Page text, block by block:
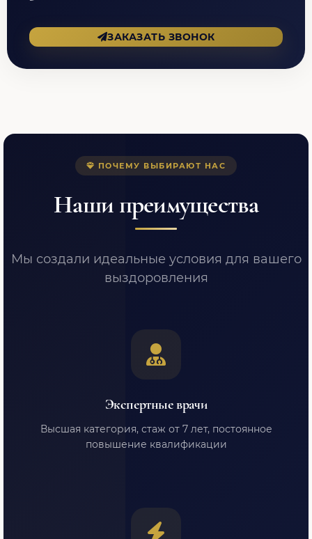
ЗАКАЗАТЬ ЗВОНОК
ПОЧЕМУ ВЫБИРАЮТ НАС
Наши преимущества
Мы создали идеальные условия для вашего
выздоровления
Экспертные врачи
Высшая категория, стаж от 7 лет, постоянное
повышение квалификации